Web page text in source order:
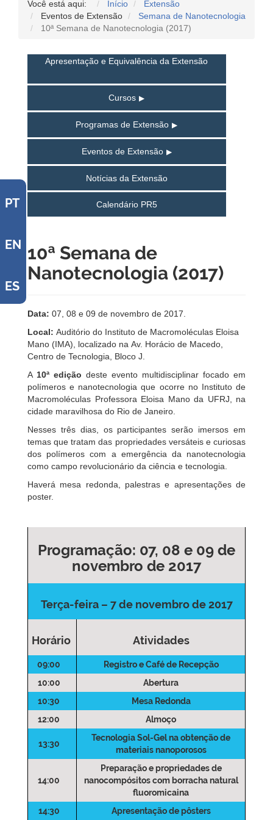
PT
EN
ES
Você está aqui: Início
Extensão
Eventos de Extensão
Semana de Nanotecnologia
10ª Semana de Nanotecnologia (2017)
Apresentação e Equivalência da Extensão
Cursos
Programas de Extensão
Eventos de Extensão
Notícias da Extensão
Calendário PR5
10ª Semana de
Nanotecnologia (2017)
Data: 07, 08 e 09 de novembro de 2017.
Local: Auditório do Instituto de Macromoléculas Eloisa
Mano (IMA), localizado na Av. Horácio de Macedo,
Centro de Tecnologia, Bloco J.
A 10ª edição deste evento multidisciplinar focado em
polímeros e nanotecnologia que ocorre no Instituto de
Macromoléculas Professora Eloisa Mano da UFRJ, na
cidade maravilhosa do Rio de Janeiro.
Nesses três dias, os participantes serão imersos em
temas que tratam das propriedades versáteis e curiosas
dos polímeros com a emergência da nanotecnologia
como campo revolucionário da ciência e tecnologia.
Haverá mesa redonda, palestras e apresentações de
poster.
Programação: 07, 08 e 09 de
novembro de 2017
Terça-feira – 7 de novembro de 2017
Horário Atividades
09:00
Registro e Café de Recepção
10:00
Abertura
10:30
Mesa Redonda
12:00
Almoço
13:30
Tecnologia Sol-Gel na obtenção de
materiais nanoporosos
14:00
Preparação e propriedades de
nanocompósitos com borracha natural
fluoromicaina
14:30
Apresentação de pôsters